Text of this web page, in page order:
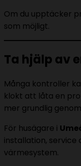
Om du upptäcker
som möjligt.
Ta hjälp av
Många kontroller
klokt att låta en
mer grundlig
För husägare i
installation,
värmesystem.